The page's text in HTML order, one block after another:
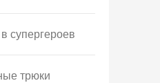
супергероев
трюки